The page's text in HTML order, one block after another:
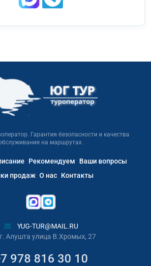
Гарантия безопасности и качества
на маршрутах.
Рекомендуем
Ваши вопросы
продаж О нас Контакты
YUG-TUR@MAIL.RU
г. Алушта улица В.Хромых, 27
978 816 30 10